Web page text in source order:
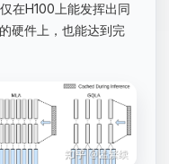
在H100上能发挥出同
硬件上，也能达到完